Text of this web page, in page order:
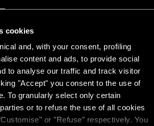
cookies
and, with your consent, profiling
content and ads, to provide social
to analyse our traffic and track visitor
"Accept" you consent to the use of
To granularly select only certain
or to refuse the use of all cookies
or "Refuse" respectively. You
đi